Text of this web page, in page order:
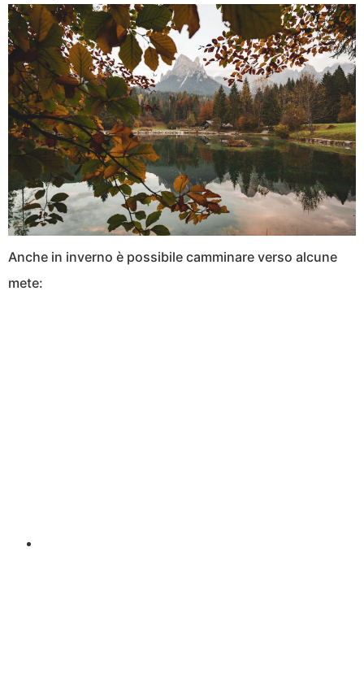
Anche in inverno è possibile camminare verso alcune
mete: